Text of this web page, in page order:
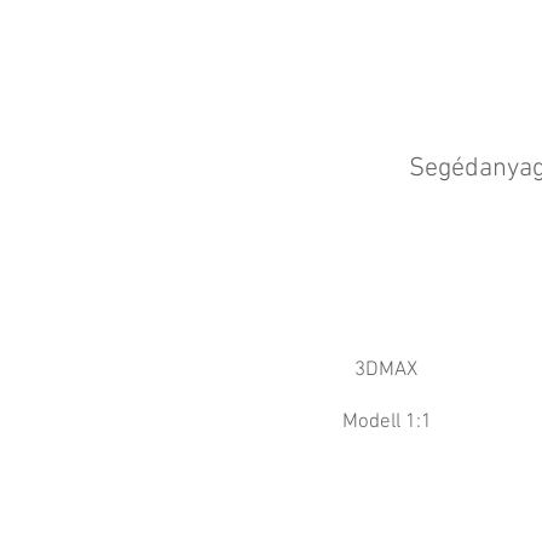
3DMAX
Modell 1:1